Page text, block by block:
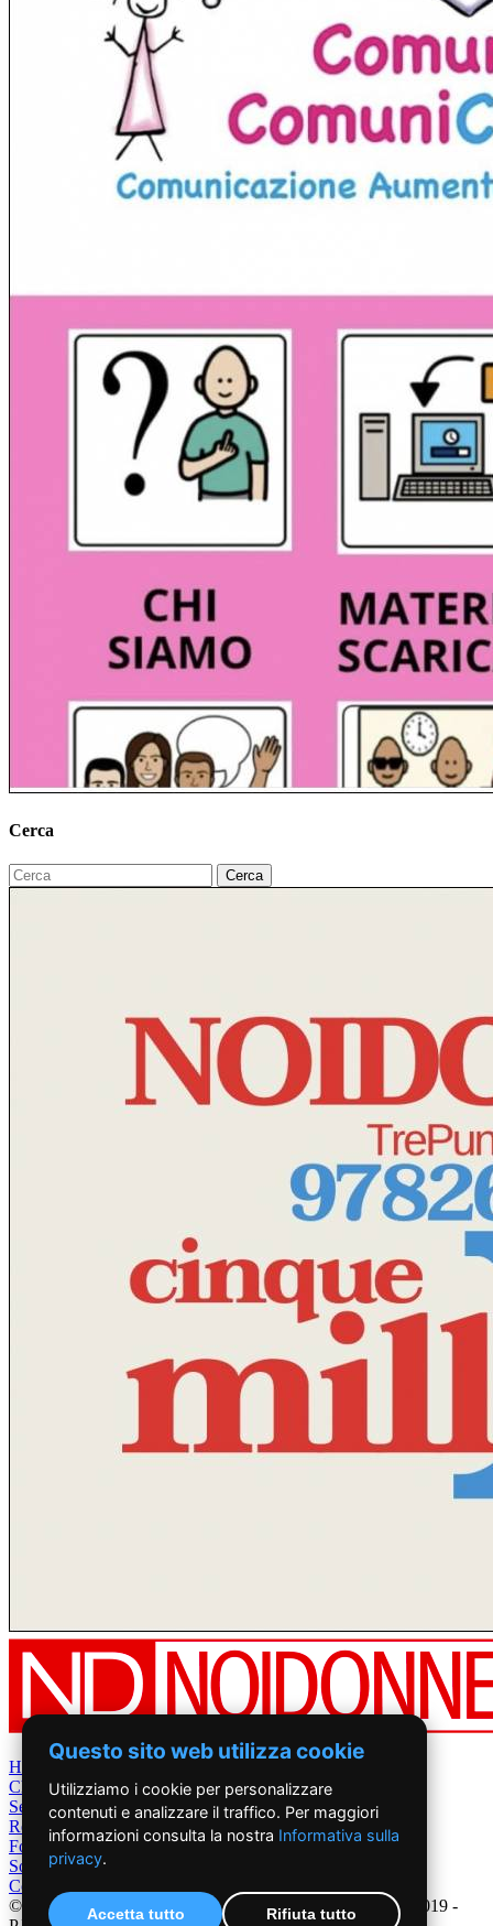
Cerca
Home
Chi Siamo
Settimanale
Rete News
Foto&Video
Sostienici
Contatti
©2019 - NoiDonne - Iscrizione ROC n.33421 del 23 /09/ 2019 -
Questo sito web utilizza cookie
Utilizziamo i cookie per personalizzare
contenuti e analizzare il traffico. Per maggiori
informazioni consulta la nostra Informativa sulla
privacy.
Accetta tutto Rifiuta tutto